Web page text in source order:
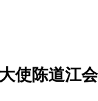
使陈道江